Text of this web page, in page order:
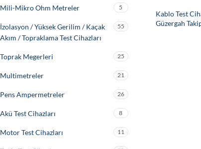
Mili-Mikro Ohm Metreler 5
İzolasyon / Yüksek Gerilim / Kaçak
Akım / Topraklama Test Cihazları
55
Toprak Megerleri 25
Multimetreler 21
Pens Ampermetreler 26
Akü Test Cihazları 8
Motor Test Cihazları 11
Kablo Test
Güzergah